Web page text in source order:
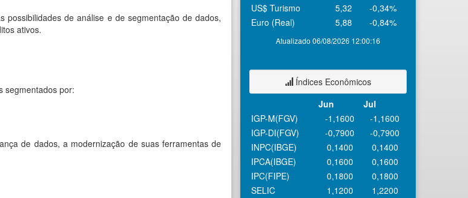
de análise e de segmentação de dados,
ativos.
segmentados por:
de dados, a modernização de suas ferramentas de
Atualizado 06/08/2026 12:00:16
US$ Turismo
5,32
-0,34%
Euro (Real)
5,88 -0,84%
Índices Econômicos
Jun
Jul
IGP-M(FGV)
-1,1600
-1,1600
IGP-DI(FGV)
-0,7900
-0,7900
INPC(IBGE)
0,1400
0,1400
IPCA(IBGE)
0,1600
0,1600
IPC(FIPE)
0,1800
0,1800
SELIC
1,1200
1,2200